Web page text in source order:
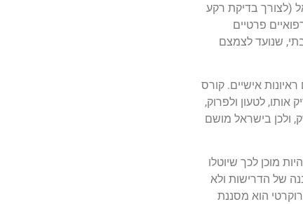
(לצורך בדיקת רקע
פרטיים
שנועד לצמצם
אישיים. קורס
לטעון ולפרוק,
ולכן בישראל מושם
מוכן לכך שיוטלו
של הדרישות ולא
הוא מסננת